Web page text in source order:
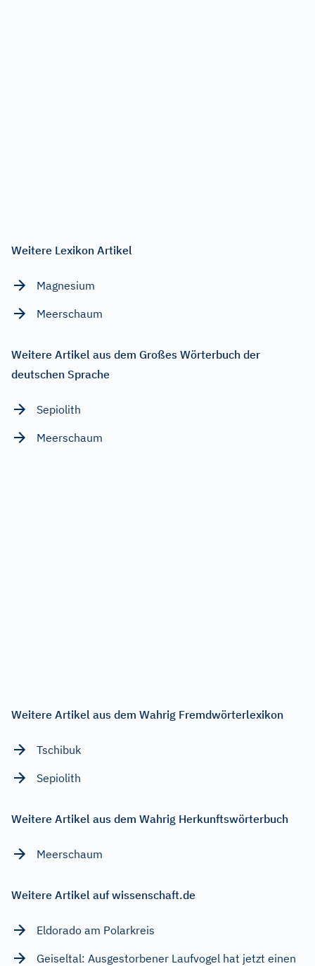
Weitere Lexikon Artikel
Magnesium
Meerschaum
Weitere Artikel aus dem Großes Wörterbuch der
deutschen Sprache
Sepiolith
Meerschaum
Weitere Artikel aus dem Wahrig Fremdwörterlexikon
Tschibuk
Sepiolith
Weitere Artikel aus dem Wahrig Herkunftswörterbuch
Meerschaum
Weitere Artikel auf wissenschaft.de
Eldorado am Polarkreis
Geiseltal: Ausgestorbener Laufvogel hat jetzt einen